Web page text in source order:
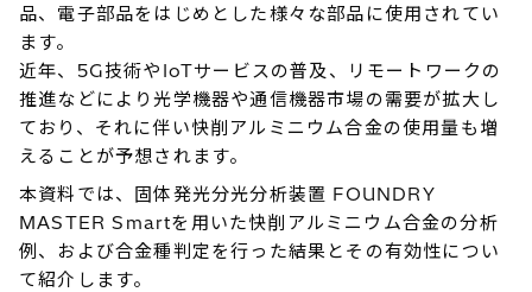
品、電子部品をはじめとした様々な部品に使用されてい
ます。
近年、5G技術やIoTサービスの普及、リモートワークの
推進などにより光学機器や通信機器市場の需要が拡大し
ており、それに伴い快削アルミニウム合金の使用量も増
えることが予想されます。
本資料では、固体発光分光分析装置 FOUNDRY
MASTER Smartを用いた快削アルミニウム合金の分析
例、および合金種判定を行った結果とその有効性につい
て紹介します。